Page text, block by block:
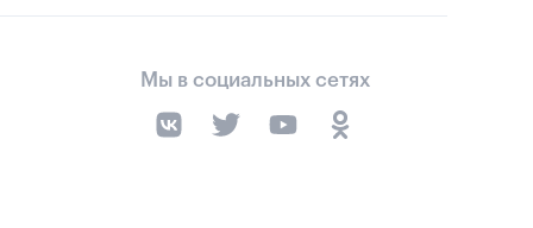
Мы в социальных сетях